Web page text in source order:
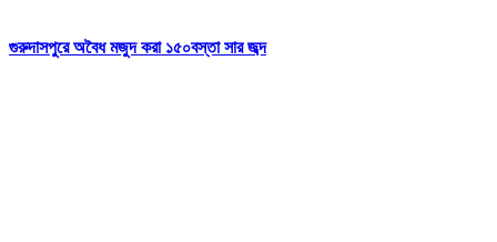
গুরুদাসপুরে অবৈধ মজুদ করা ১৫০বস্তা সার জব্দ